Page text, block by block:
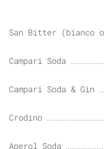
San Bitter (bianco
Campari Soda
Campari Soda & Gin
Crodino
Aperol Soda